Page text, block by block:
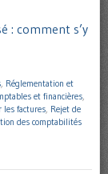
: comment s’y
Réglementation et
et financières
les factures Rejet de
des comptabilités